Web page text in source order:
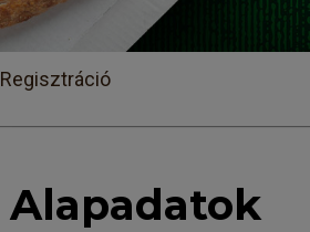
Regisztráció
Alapadatok